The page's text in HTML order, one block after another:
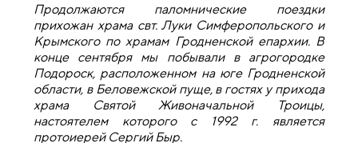
Продолжаются паломнические поездки
прихожан храма свт. Луки Симферопольского и
Крымского по храмам Гродненской епархии. В
конце сентября мы побывали в агрогородке
Подороск, расположенном на юге Гродненской
области, в Беловежской пуще, в гостях у прихода
храма Святой Живоначальной Троицы,
настоятелем которого с 1992 г. является
протоиерей Сергий Быр.